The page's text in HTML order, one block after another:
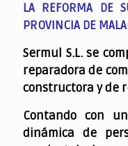
LA REFORMA DE
PROVINCIA DE
Sermul S.L. se
reparadora de
constructora y de
Contando con
dinámica de